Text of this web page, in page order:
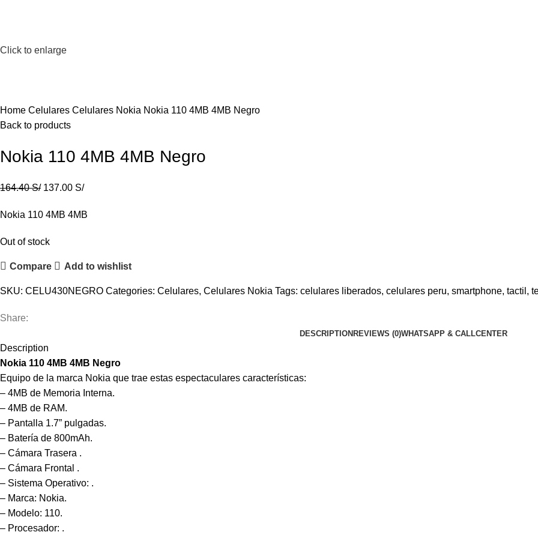
Click to enlarge
Home Celulares Celulares Nokia Nokia 110 4MB 4MB Negro
Back to products
Nokia 110 4MB 4MB Negro
164.40S/ 137.00 S/
Nokia 110 4MB 4MB
Out of stock
Compare Add to wishlist
SKU: CELU430NEGRO Categories: Celulares, Celulares Nokia Tags: celulares liberados, celulares peru, smartphone, tactil ,
Share:
DESCRIPTION REVIEWS (0)WHATSAPP & CALLCENTER
Description
Nokia 110 4MB 4MB Negro
Equipo de la marca Nokia que trae estas espectaculares características:
– 4MB de Memoria Interna.
– 4MB de RAM.
– Pantalla 1.7” pulgadas.
– Batería de 800mAh.
– Cámara Trasera .
– Cámara Frontal .
– Sistema Operativo: .
– Marca: Nokia.
– Modelo: 110.
– Procesador: .